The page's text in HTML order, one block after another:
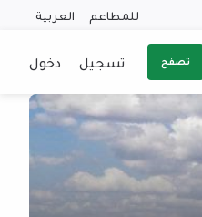
للمطاعم العربية
تصفح تسجيل دخول